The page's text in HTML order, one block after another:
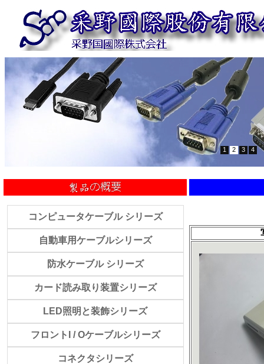
1 2 3 4
コンピュータケーブル シリーズ
自動車用ケーブルシリーズ
防水ケーブル シリーズ
カード読み取り装置シリーズ
LED照明と装飾シリーズ
フロントI / Oケーブルシリーズ
コネクタシリーズ